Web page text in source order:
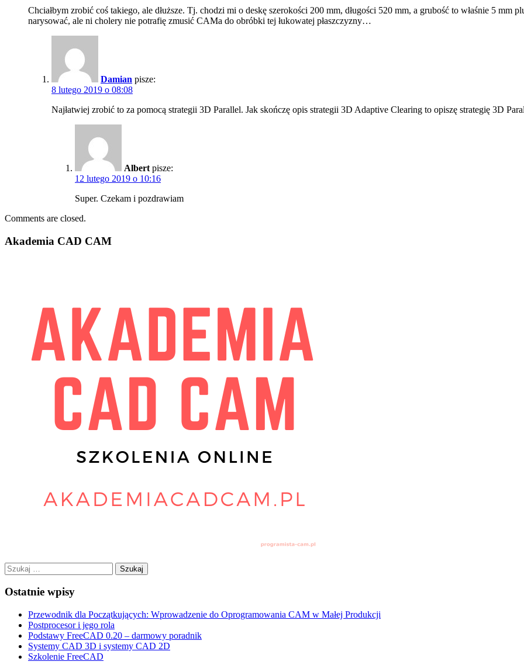
Chciałbym zrobić coś takiego, ale dłuższe. Tj. chodzi mi o deskę szerokości 200 mm, długości 520 mm, a grubość to właśnie 5 mm
narysować, ale ni cholery nie potrafię zmusić CAMa do obróbki tej łukowatej płaszczyzny…
Damian pisze:
8 lutego 2019 o 08:08
Najłatwiej zrobić to za pomocą strategii 3D Parallel. Jak skończę opis strategii 3D Adaptive Clearing to opiszę strategię 3D
Albert pisze:
12 lutego 2019 o 10:16
Super. Czekam i pozdrawiam
Comments are closed.
Akademia CAD CAM
Szukaj:
Ostatnie wpisy
Przewodnik dla Początkujących: Wprowadzenie do Oprogramowania CAM w Małej Produkcji
Postprocesor i jego rola
Podstawy FreeCAD 0.20 – darmowy poradnik
Systemy CAD 3D i systemy CAD 2D
Szkolenie FreeCAD